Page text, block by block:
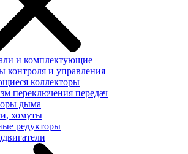
и комплектующие
контроля и управления
коллекторы
переключения передач
дыма
хомуты
редукторы